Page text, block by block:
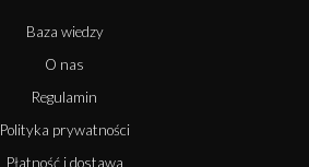
Baza wiedzy
O nas
Regulamin
Polityka prywatności
Płatność i dostawa